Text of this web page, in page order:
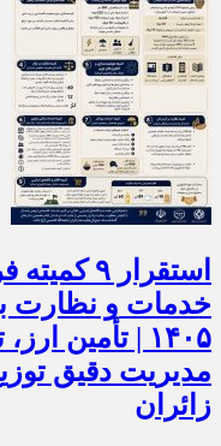
استقرار
خدمات و نظارت بر
۱۴۰۵ | تأمین
مدیریت دقیق
زائران